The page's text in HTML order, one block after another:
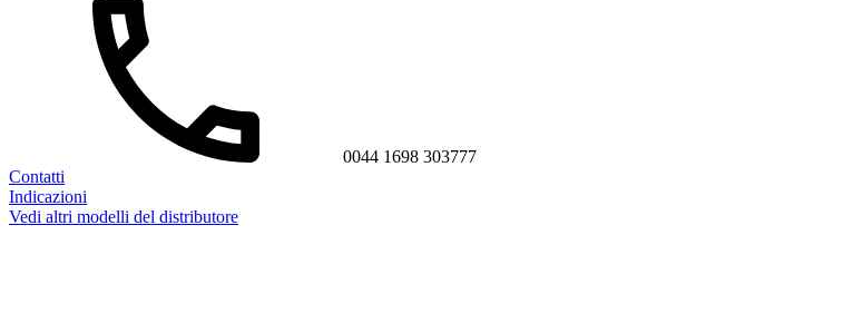
0044 1698 303777
Contatti
Indicazioni
Vedi altri modelli del distributore